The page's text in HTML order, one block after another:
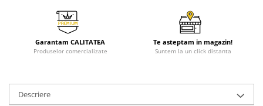
Garantam CALITATEA
Produselor comercializate
Te asteptam in magazin!
Suntem la un click distanta
Descriere